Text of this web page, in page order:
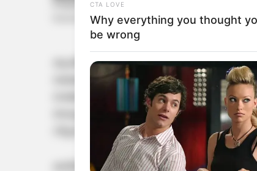
കൃഷിയിടത്തിലിറങ്ങിയ ആനക്കൂട്ടത്തെ
രക്ഷപ്പെടാന്‍
രാജേഷ് സംഭവസ്ഥലത്തുതന്നെ
താലൂക്ക് ആശുപത്രിയിലുള്ള മൃതദേഹം
കരിഞ്ചിറ, പേണു പ്രദേശങ്ങളിലായി
CTA LOVE
Why everything you thought
be wrong